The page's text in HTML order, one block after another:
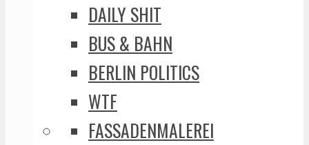
DAILY SHIT
BUS & BAHN
BERLIN POLITICS
WTF
FASSADENMALEREI